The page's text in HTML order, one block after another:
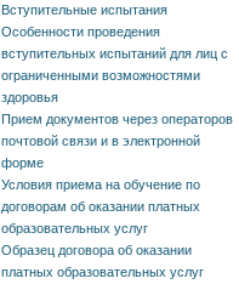
Вступительные испытания
Особенности проведения
вступительных испытаний для лиц с
ограниченными возможностями
здоровья
Прием документов через операторов
почтовой связи и в электронной
форме
Условия приема на обучение по
договорам об оказании платных
образовательных услуг
Образец договора об оказании
платных образовательных услуг